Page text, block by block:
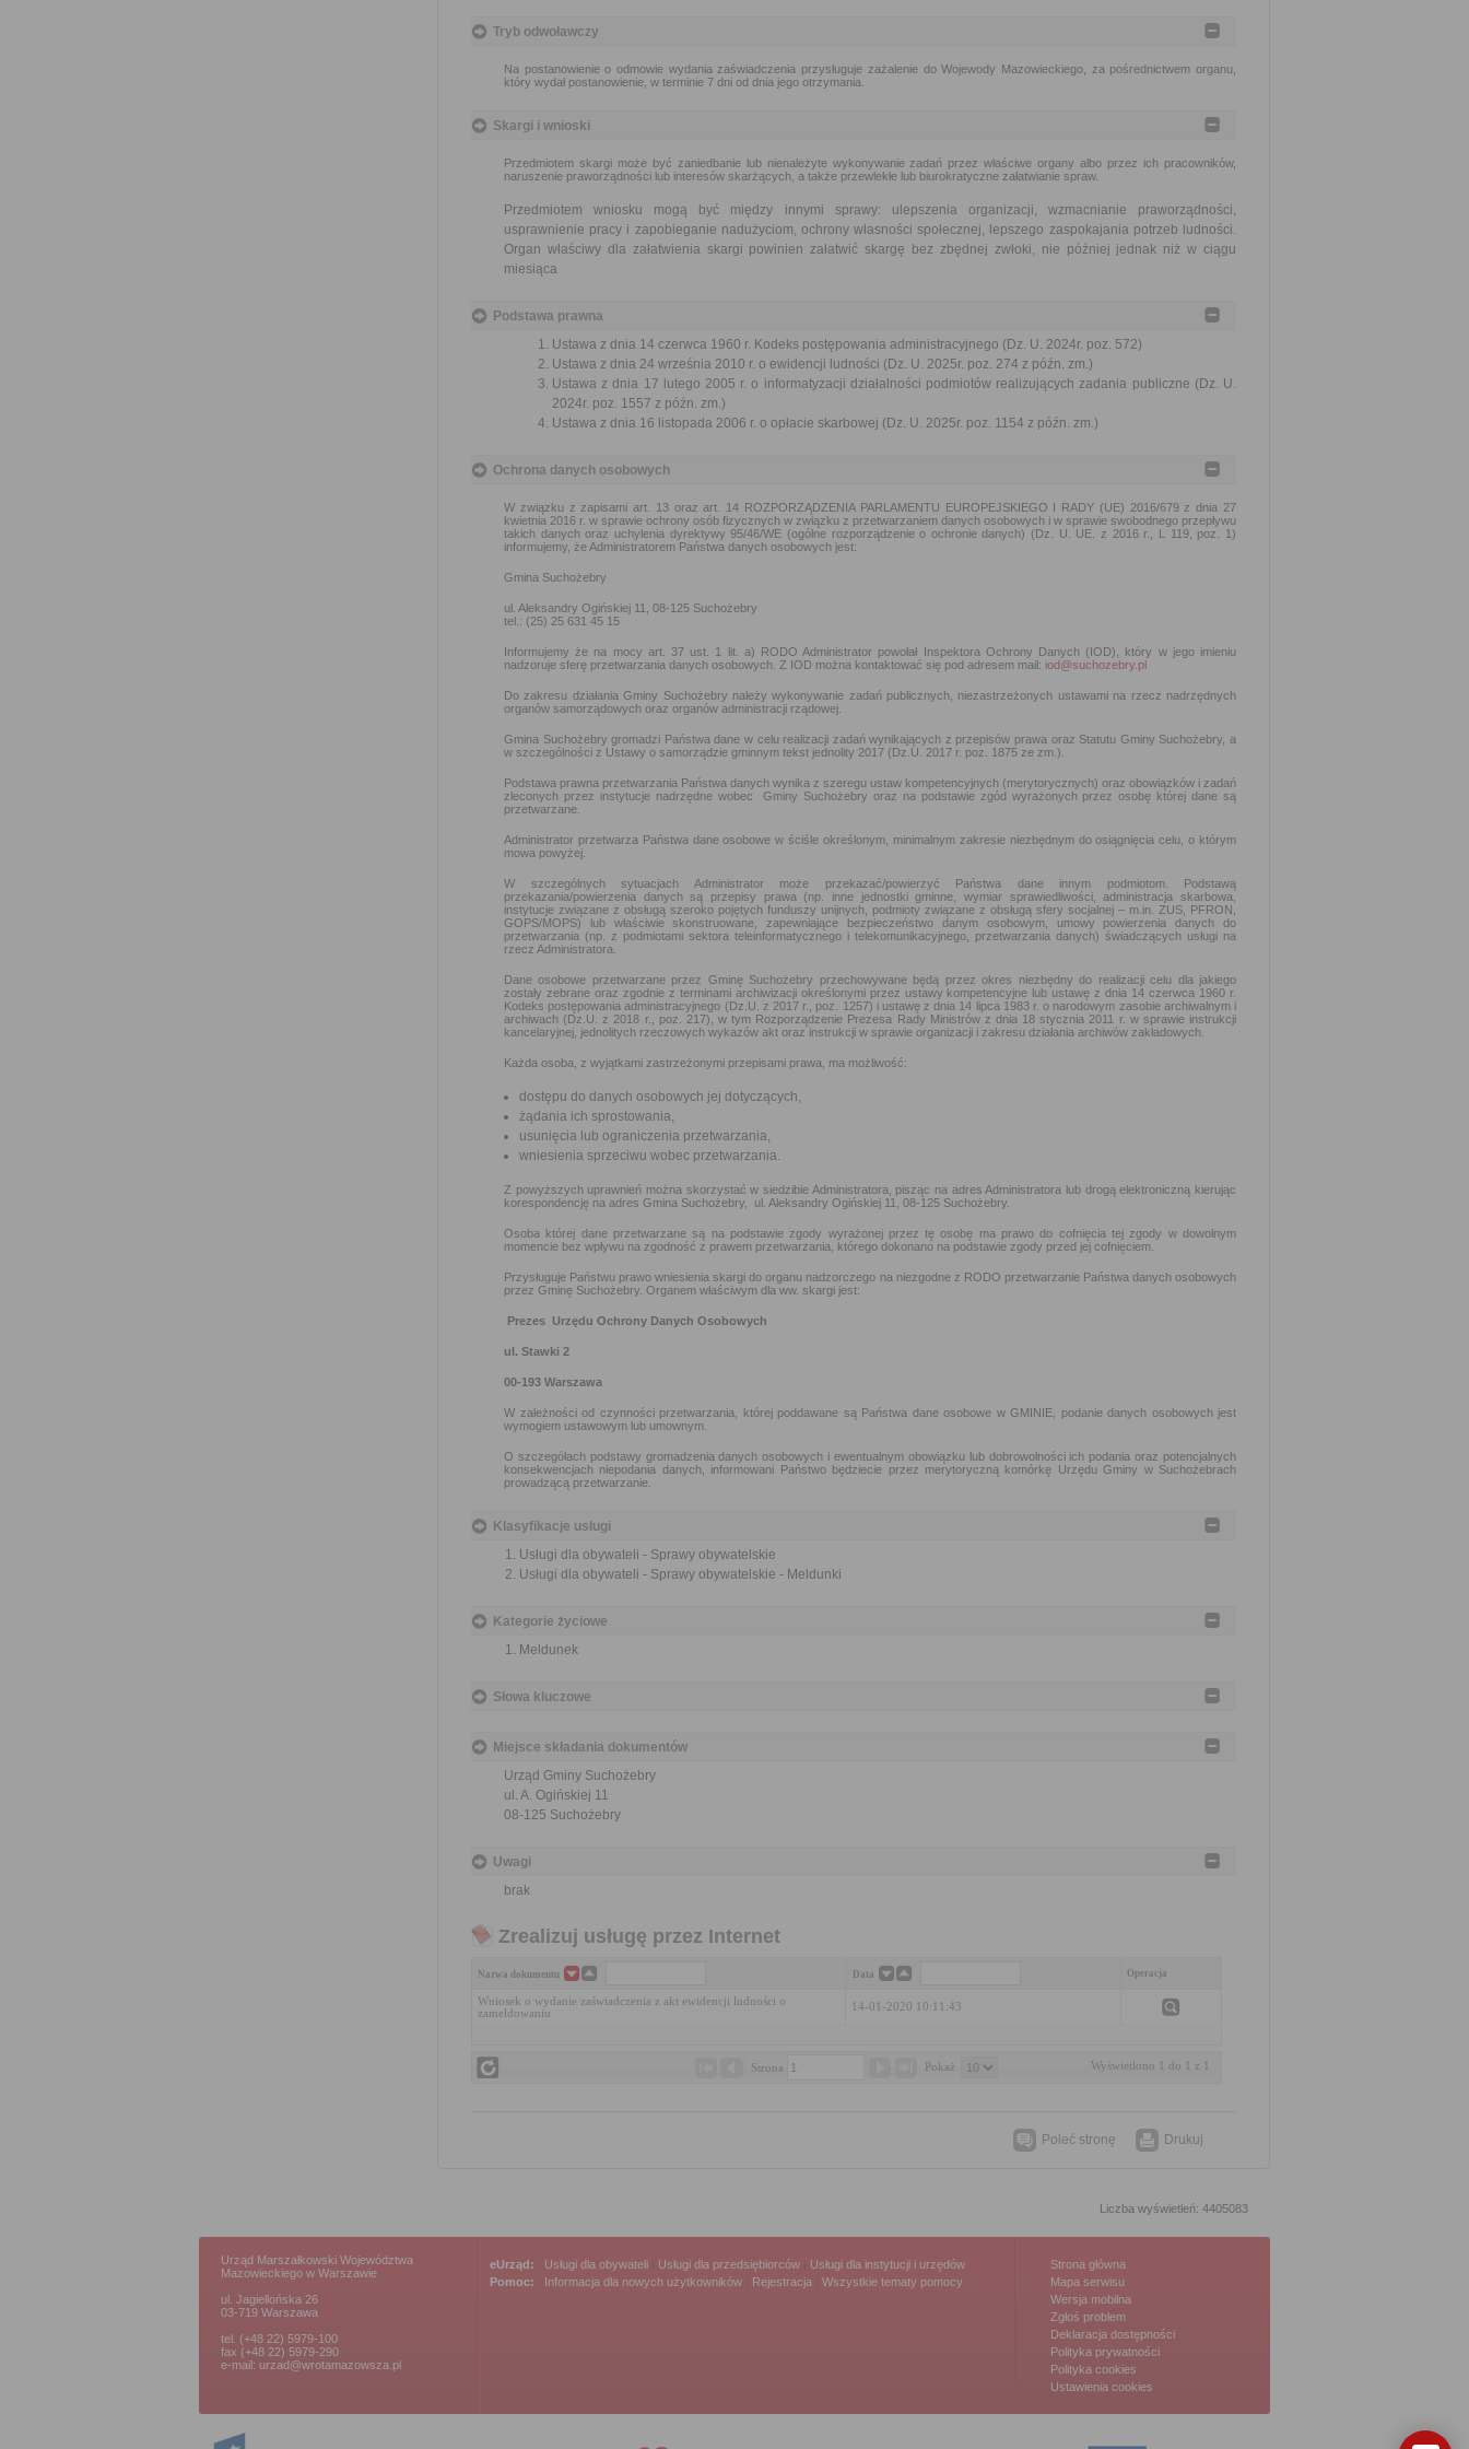
Tryb odwoławczy
Na postanowienie o odmowie wydania zaświadczenia przysługuje zażalenie do Wojewody Mazowieckiego, za pośrednictwem organu,
który wydał postanowienie, w terminie 7 dni od dnia jego otrzymania.
Skargi i wnioski
Przedmiotem skargi może być zaniedbanie lub nienależyte wykonywanie zadań przez właściwe organy albo przez ich pracowników,
naruszenie praworządności lub interesów skarżących, a także przewlekłe lub biurokratyczne załatwianie spraw.
Przedmiotem wniosku mogą być między innymi sprawy: ulepszenia organizacji, wzmacnianie praworządności,
usprawnienie pracy i zapobieganie nadużyciom, ochrony własności społecznej, lepszego zaspokajania potrzeb ludności.
Organ właściwy dla załatwienia skargi powinien załatwić skargę bez zbędnej zwłoki, nie później jednak niż w ciągu
miesiąca
Podstawa prawna
Ustawa z dnia 14 czerwca 1960 r. Kodeks postępowania administracyjnego (Dz. U. 2024r. poz. 572)
Ustawa z dnia 24 września 2010 r. o ewidencji ludności (Dz. U. 2025r. poz. 274 z późn. zm.)
Ustawa z dnia 17 lutego 2005 r. o informatyzacji działalności podmiotów realizujących zadania publiczne (Dz. U.
2024r. poz. 1557 z późn. zm.)
Ustawa z dnia 16 listopada 2006 r. o opłacie skarbowej (Dz. U. 2025r. poz. 1154 z późn. zm.)
Ochrona danych osobowych
W związku z zapisami art. 13 oraz art. 14 ROZPORZĄDZENIA PARLAMENTU EUROPEJSKIEGO I RADY (UE) 2016/679 z dnia 27
kwietnia 2016 r. w sprawie ochrony osób fizycznych w związku z przetwarzaniem danych osobowych i w sprawie swobodnego przepływu
takich danych oraz uchylenia dyrektywy 95/46/WE (ogólne rozporządzenie o ochronie danych) (Dz. U. UE. z 2016 r., L 119, poz. 1)
informujemy, że Administratorem Państwa danych osobowych jest:
Gmina Suchożebry
ul. Aleksandry Ogińskiej 11, 08-125 Suchożebry
tel.: (25) 25 631 45 15
Informujemy że na mocy art. 37 ust. 1 lit. a) RODO Administrator powołał Inspektora Ochrony Danych (IOD), który w jego imieniu
nadzoruje sferę przetwarzania danych osobowych. Z IOD można kontaktować się pod adresem mail: iod@suchozebry.pl
Do zakresu działania Gminy Suchożebry należy wykonywanie zadań publicznych, niezastrzeżonych ustawami na rzecz nadrzędnych
organów samorządowych oraz organów administracji rządowej.
Gmina Suchożebry gromadzi Państwa dane w celu realizacji zadań wynikających z przepisów prawa oraz Statutu Gminy Suchożebry, a
w szczególności z Ustawy o samorządzie gminnym tekst jednolity 2017 (Dz.U. 2017 r. poz. 1875 ze zm.).
Podstawa prawna przetwarzania Państwa danych wynika z szeregu ustaw kompetencyjnych (merytorycznych) oraz obowiązków i zadań
zleconych przez instytucje nadrzędne wobec Gminy Suchożebry oraz na podstawie zgód wyrażonych przez osobę której dane są
przetwarzane.
Administrator przetwarza Państwa dane osobowe w ściśle określonym, minimalnym zakresie niezbędnym do osiągnięcia celu, o którym
mowa powyżej.
W szczególnych sytuacjach Administrator może przekazać/powierzyć Państwa dane innym podmiotom. Podstawą
przekazania/powierzenia danych są przepisy prawa (np. inne jednostki gminne, wymiar sprawiedliwości, administracja skarbowa,
instytucje związane z obsługą szeroko pojętych funduszy unijnych, podmioty związane z obsługą sfery socjalnej – m.in. ZUS, PFRON,
GOPS/MOPS) lub właściwie skonstruowane, zapewniające bezpieczeństwo danym osobowym, umowy powierzenia danych do
przetwarzania (np. z podmiotami sektora teleinformatycznego i telekomunikacyjnego, przetwarzania danych) świadczących usługi na
rzecz Administratora.
Dane osobowe przetwarzane przez Gminę Suchożebry przechowywane będą przez okres niezbędny do realizacji celu dla jakiego
zostały zebrane oraz zgodnie z terminami archiwizacji określonymi przez ustawy kompetencyjne lub ustawę z dnia 14 czerwca 1960 r.
Kodeks postępowania administracyjnego (Dz.U. z 2017 r., poz. 1257) i ustawę z dnia 14 lipca 1983 r. o narodowym zasobie archiwalnym i
archiwach (Dz.U. z 2018 r., poz. 217), w tym Rozporządzenie Prezesa Rady Ministrów z dnia 18 stycznia 2011 r. w sprawie instrukcji
kancelaryjnej, jednolitych rzeczowych wykazów akt oraz instrukcji w sprawie organizacji i zakresu działania archiwów zakładowych.
Każda osoba, z wyjątkami zastrzeżonymi przepisami prawa, ma możliwość:
dostępu do danych osobowych jej dotyczących,
żądania ich sprostowania,
usunięcia lub ograniczenia przetwarzania,
wniesienia sprzeciwu wobec przetwarzania.
Z powyższych uprawnień można skorzystać w siedzibie Administratora, pisząc na adres Administratora lub drogą elektroniczną kierując
korespondencję na adres Gmina Suchożebry, ul. Aleksandry Ogińskiej 11, 08-125 Suchożebry.
Osoba której dane przetwarzane są na podstawie zgody wyrażonej przez tę osobę ma prawo do cofnięcia tej zgody w dowolnym
momencie bez wpływu na zgodność z prawem przetwarzania, którego dokonano na podstawie zgody przed jej cofnięciem.
Przysługuje Państwu prawo wniesienia skargi do organu nadzorczego na niezgodne z RODO przetwarzanie Państwa danych osobowych
przez Gminę Suchożebry. Organem właściwym dla ww. skargi jest:
Prezes Urzędu Ochrony Danych Osobowych
ul. Stawki 2
00-193 Warszawa
W zależności od czynności przetwarzania, której poddawane są Państwa dane osobowe w GMINIE, podanie danych osobowych jest
wymogiem ustawowym lub umownym.
O szczegółach podstawy gromadzenia danych osobowych i ewentualnym obowiązku lub dobrowolności ich podania oraz potencjalnych
konsekwencjach niepodania danych, informowani Państwo będziecie przez merytoryczną komórkę Urzędu Gminy w Suchożebrach
prowadzącą przetwarzanie.
Klasyfikacje usługi
Usługi dla obywateli - Sprawy obywatelskie
Usługi dla obywateli - Sprawy obywatelskie - Meldunki
Kategorie życiowe
Meldunek
Słowa kluczowe
Miejsce składania dokumentów
Urząd Gminy Suchożebry
ul. A. Ogińskiej 11
08-125 Suchożebry
Uwagi
brak
Zrealizuj usługę przez Internet
Nazwa dokumentu Data Operacja
Wniosek o wydanie zaświadczenia z akt ewidencji ludności o
zameldowaniu
14-01-2020 10:11:43
Strona Pokaż Wyświetlono 1 do 1 z 1
Poleć stronę Drukuj
Liczba wyświetleń: 4405083
Urząd Marszałkowski Województwa
Mazowieckiego w Warszawie
ul. Jagiellońska 26
03-719 Warszawa
tel. (+48 22) 5979-100
fax (+48 22) 5979-290
e-mail: urzad@wrotamazowsza.pl
eUrząd: Usługi dla obywateli Usługi dla przedsiębiorców
Usługi dla instytucji i urzędów
Pomoc:
Informacja dla nowych użytkowników Rejestracja |Wszystkie tematy pomocy
Strona główna
Mapa serwisu
Wersja mobilna
Zgłoś problem
Deklaracja dostępności
Polityka prywatności
Polityka cookies
Ustawienia cookies